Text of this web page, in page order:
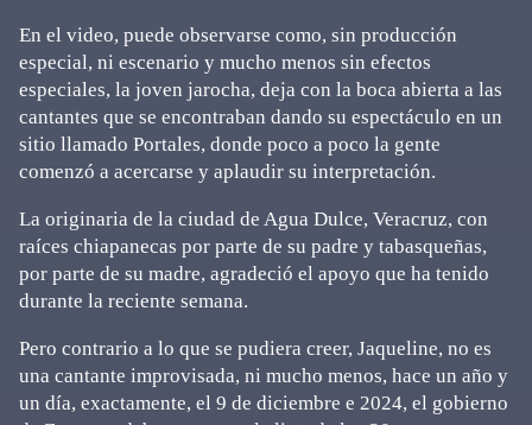
En el video, puede observarse como, sin producción
especial, ni escenario y mucho menos sin efectos
especiales, la joven jarocha, deja con la boca abierta a las
cantantes que se encontraban dando su espectáculo en un
sitio llamado Portales, donde poco a poco la gente
comenzó a acercarse y aplaudir su interpretación.
La originaria de la ciudad de Agua Dulce, Veracruz, con
raíces chiapanecas por parte de su padre y tabasqueñas,
por parte de su madre, agradeció el apoyo que ha tenido
durante la reciente semana.
Pero contrario a lo que se pudiera creer, Jaqueline, no es
una cantante improvisada, ni mucho menos, hace un año y
un día, exactamente, el 9 de diciembre e 2024, el gobierno